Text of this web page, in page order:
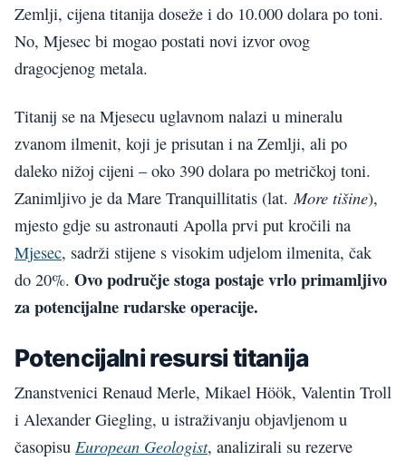
Zemlji, cijena titanija doseže i do 10.000 dolara po toni.
No, Mjesec bi mogao postati novi izvor ovog
dragocjenog metala.
Titanij se na Mjesecu uglavnom nalazi u mineralu
zvanom ilmenit, koji je prisutan i na Zemlji, ali po
daleko nižoj cijeni – oko 390 dolara po metričkoj toni.
Zanimljivo je da Mare Tranquillitatis (lat. More tišine),
mjesto gdje su astronauti Apolla prvi put kročili na
Mjesec, sadrži stijene s visokim udjelom ilmenita, čak
do 20%. Ovo područje stoga postaje vrlo primamljivo
za potencijalne rudarske operacije.
Potencijalni resursi titanija
Znanstvenici Renaud Merle, Mikael Höök, Valentin Troll
i Alexander Giegling, u istraživanju objavljenom u
časopisu European Geologist, analizirali su rezerve